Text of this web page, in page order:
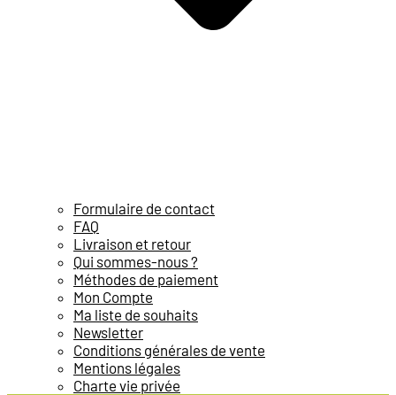
Formulaire de contact
FAQ
Livraison et retour
Qui sommes-nous ?
Méthodes de paiement
Mon Compte
Ma liste de souhaits
Newsletter
Conditions générales de vente
Mentions légales
Charte vie privée